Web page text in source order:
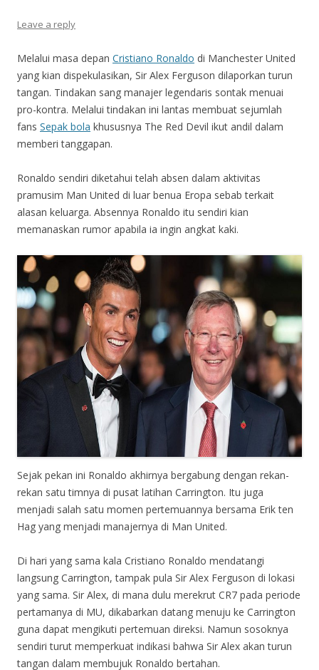
Leave a reply
Melalui masa depan Cristiano Ronaldo di Manchester United
yang kian dispekulasikan, Sir Alex Ferguson dilaporkan turun
tangan. Tindakan sang manajer legendaris sontak menuai
pro-kontra. Melalui tindakan ini lantas membuat sejumlah
fans Sepak bola khususnya The Red Devil ikut andil dalam
memberi tanggapan.
Ronaldo sendiri diketahui telah absen dalam aktivitas
pramusim Man United di luar benua Eropa sebab terkait
alasan keluarga. Absennya Ronaldo itu sendiri kian
memanaskan rumor apabila ia ingin angkat kaki.
Sejak pekan ini Ronaldo akhirnya bergabung dengan rekan-
rekan satu timnya di pusat latihan Carrington. Itu juga
menjadi salah satu momen pertemuannya bersama Erik ten
Hag yang menjadi manajernya di Man United.
Di hari yang sama kala Cristiano Ronaldo mendatangi
langsung Carrington, tampak pula Sir Alex Ferguson di lokasi
yang sama. Sir Alex, di mana dulu merekrut CR7 pada periode
pertamanya di MU, dikabarkan datang menuju ke Carrington
guna dapat mengikuti pertemuan direksi. Namun sosoknya
sendiri turut memperkuat indikasi bahwa Sir Alex akan turun
tangan dalam membujuk Ronaldo bertahan.